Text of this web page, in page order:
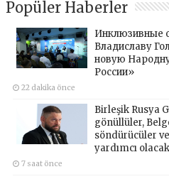
Popüler Haberler
Инклюзивные
Владиславу
новую
России»
22 dakika önce
Birleşik Rusya
gönüllüler,
söndürücüler
yardımcı olacak
7 saat önce